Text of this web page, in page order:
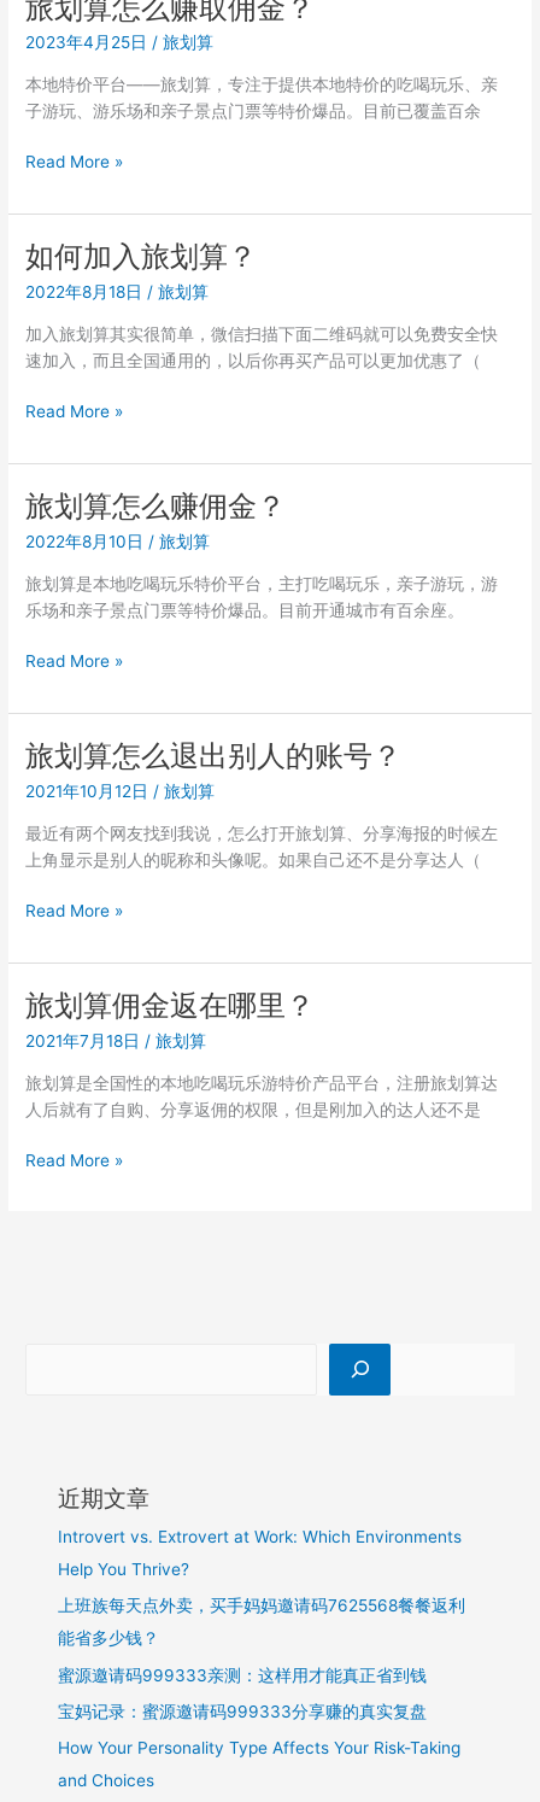
邀
请
人
怎
注
册？
旅划算怎么赚取佣金？
2023年4月25日/旅划算
本地特价平台——旅划算，专注于提供本地特价的吃喝玩乐、亲
子游玩、游乐场和亲子景点门票等特价爆品。目前已覆盖百余
旅
算
怎
么
赚
佣
金？
Read More »
如何加入旅划算？
2022年8月18日 /旅划算
加入旅划算其实很简单，微信扫描下面二维码就可以免费安全快
速加入，而且全国通用的，以后你再买产品可以更加优惠了（
如
加
入
旅
划
Read More »
旅划算怎么赚佣金？
2022年8月10日 /旅划算
旅划算是本地吃喝玩乐特价平台，主打吃喝玩乐，亲子游玩，游
乐场和亲子景点门票等特价爆品。目前开通城市有百余座。
旅
算
怎
么
赚
金？
Read More »
旅划算怎么退出别人的账号？
2021年10月12日 /旅划算
最近有两个网友找到我说，怎么打开旅划算、分享海报的时候左
上角显示是别人的昵称和头像呢。如果自己还不是分享达人（
旅
算
怎
么
退
别
人
Read More »
旅划算佣金返在哪里？
2021年7月18日 /旅划算
旅划算是全国性的本地吃喝玩乐游特价产品平台，注册旅划算达
人后就有了自购、分享返佣的权限，但是刚加入的达人还不是
旅
Read More »
近期文章
Introvert vs. Extrovert at Work: Which Environments
Help You Thrive?
上班族每天点外卖，买手妈妈邀请码7625568餐餐返利
能省多少钱？
蜜源邀请码999333亲测：这样用才能真正省到钱
宝妈记录：蜜源邀请码999333分享赚的真实复盘
How Your Personality Type Affects Your Risk-Taking
and Choices